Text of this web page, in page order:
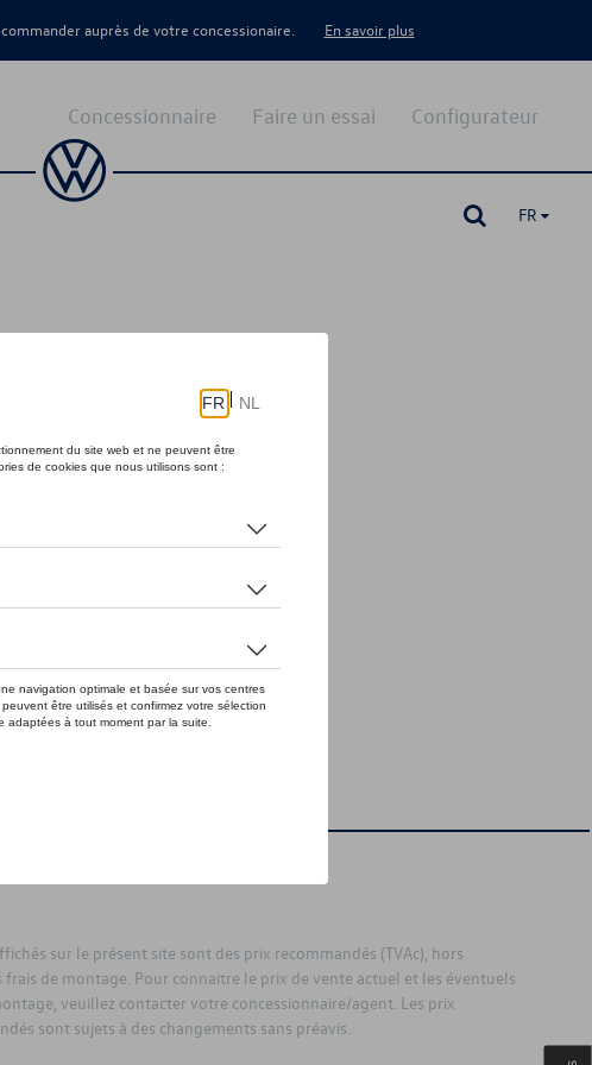
auprès de votre concessionaire. En savoir plus
Configurateur
Faire un essai
Concessionnaire
FR
sur le présent site sont des prix recommandés (TVAc), hors
frais de montage. Pour connaitre le prix de vente actuel et les éventuels
veuillez contacter votre concessionnaire/agent. Les prix
sont sujets à des changements sans préavis.